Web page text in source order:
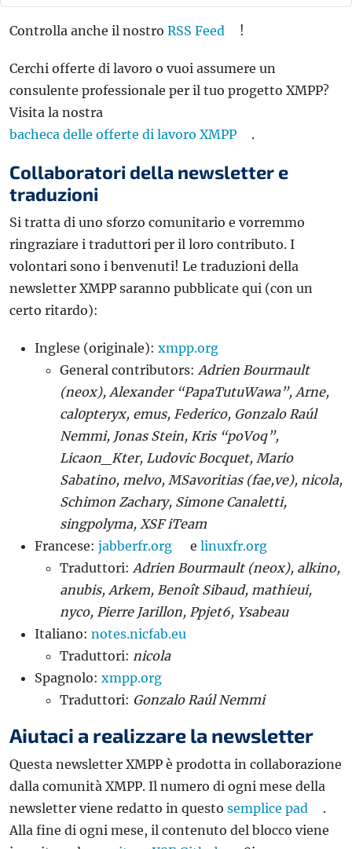
Controlla anche il nostro RSS Feed !
Cerchi offerte di lavoro o vuoi assumere un
consulente professionale per il tuo progetto XMPP?
Visita la nostra
bacheca delle offerte di lavoro XMPP
.
Collaboratori della newsletter e
traduzioni
Si tratta di uno sforzo comunitario e vorremmo
ringraziare i traduttori per il loro contributo. I
volontari sono i benvenuti! Le traduzioni della
newsletter XMPP saranno pubblicate qui (con un
certo ritardo):
Inglese (originale): xmpp.org
General contributors: Adrien Bourmault
(neox), Alexander “PapaTutuWawa”, Arne,
cal0pteryx, emus, Federico, Gonzalo Raúl
Nemmi, Jonas Stein, Kris “poVoq”,
Licaon_Kter, Ludovic Bocquet, Mario
Sabatino, melvo, MSavoritias (fae,ve), nicola,
Schimon Zachary, Simone Canaletti,
singpolyma, XSF iTeam
Francese: jabberfr.org e linuxfr.org
Traduttori: Adrien Bourmault (neox), alkino,
anubis, Arkem, Benoît Sibaud, mathieui,
nyco, Pierre Jarillon, Ppjet6, Ysabeau
Italiano: notes.nicfab.eu
Traduttori: nicola
Spagnolo: xmpp.org
Traduttori: Gonzalo Raúl Nemmi
Aiutaci a realizzare la newsletter
Questa newsletter XMPP è prodotta in collaborazione
dalla comunità XMPP. Il numero di ogni mese della
newsletter viene redatto in questo semplice pad
.
Alla fine di ogni mese, il contenuto del blocco viene